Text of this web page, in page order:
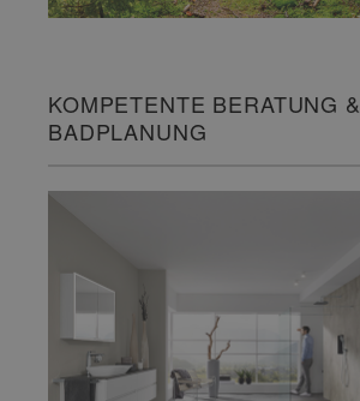
KOMPETENTE BERATUNG &
BADPLANUNG